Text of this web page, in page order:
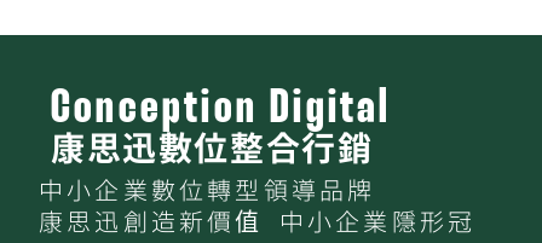
Conception Digital
康思迅數位整合行銷
中小企業數位轉型領導品牌
康思迅創造新價值 中小企業隱形冠